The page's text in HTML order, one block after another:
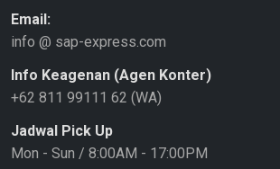
Email:
info @ sap-express.com
Info Keagenan (Agen Konter)
+62 811 99111 62 (WA)
Jadwal Pick Up
Mon - Sun / 8:00AM - 17:00PM